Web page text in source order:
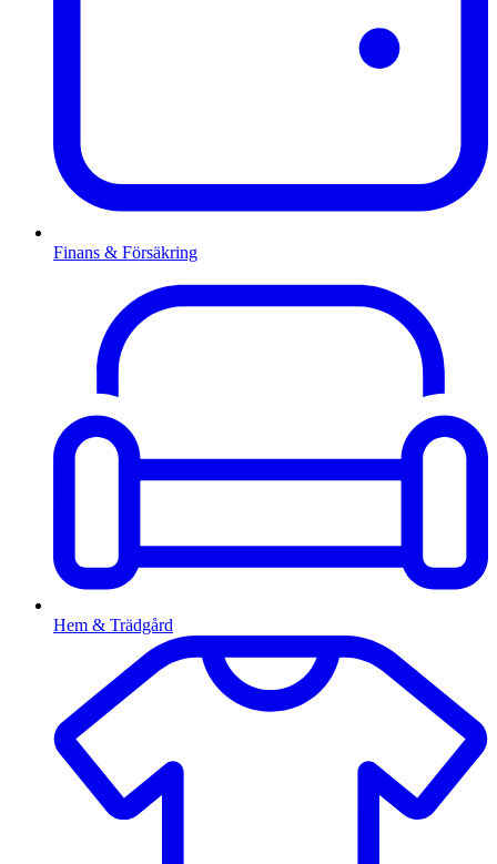
Finans & Försäkring
Hem & Trädgård